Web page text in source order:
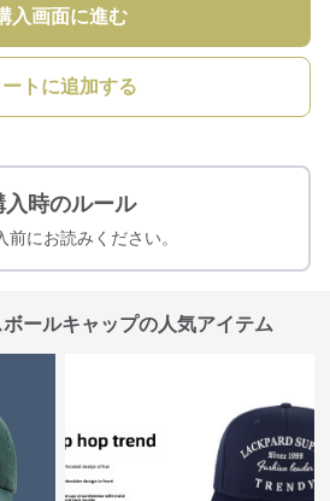
入画面に進む
ートに追加する
入時のルール
前にお読みください。
ールキャップの人気アイテム